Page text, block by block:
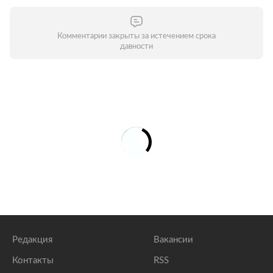
Комментарии закрыты за истечением срока
давности
Редакция
Контакты
Вакансии
RSS